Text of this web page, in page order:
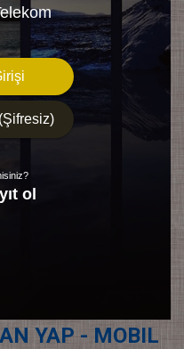
YAP - MOBIL